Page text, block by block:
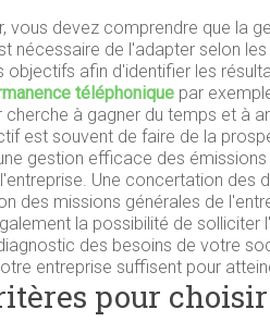
vous devez comprendre que la
nécessaire de l'adapter selon
objectifs afin d'identifier les
téléphonique par
cherche à gagner du temps et à
est souvent de faire de la
gestion efficace des
Une concertation des
des missions générales de
la possibilité de solliciter
des besoins de votre
entreprise suffisent pour
pour